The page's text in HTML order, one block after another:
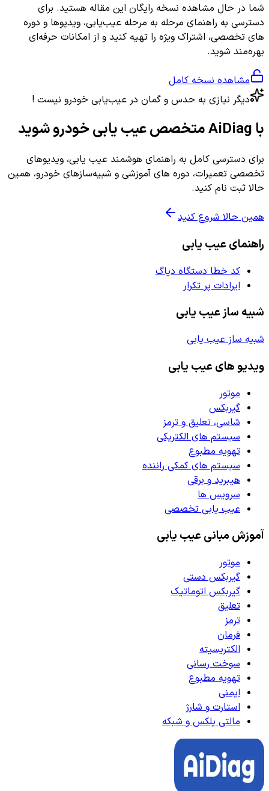
شما در حال مشاهده نسخه رایگان این مقاله هستید. برای
دسترسی به راهنمای مرحله به مرحله عیب‌یابی، ویدیوها و دوره
های تخصصی، اشتراک ویژه را تهیه کنید و از امکانات حرفه‌ای
بهره‌مند شوید.
مشاهده نسخه کامل
دیگر نیازی به حدس و گمان در عیب‌یابی خودرو نیست !
با AiDiag متخصص عیب یابی خودرو شوید
برای دسترسی کامل به راهنمای هوشمند عیب یابی، ویدیوهای
تخصصی تعمیرات، دوره های آموزشی و شبیه‌سازهای خودرو، همین
حالا ثبت نام کنید.
همین حالا شروع کنید
راهنمای عیب یابی
کد خطا دستگاه دیاگ
ایرادات پر تکرار
شبیه ساز عیب یابی
شبیه ساز عیب یابی
ویدیو های عیب یابی
موتور
گیربکس
شاسی، تعلیق و ترمز
سیستم های الکتریکی
تهویه مطبوع
سیستم های کمکی راننده
هیبرید و برقی
سرویس ها
عیب یابی تخصصی
آموزش مبانی عیب یابی
موتور
گیربکس دستی
گیربکس اتوماتیک
تعلیق
ترمز
فرمان
الکتریسیته
سوخت رسانی
تهویه مطبوع
ایمنی
استارت و شارژ
مالتی پلکس و شبکه